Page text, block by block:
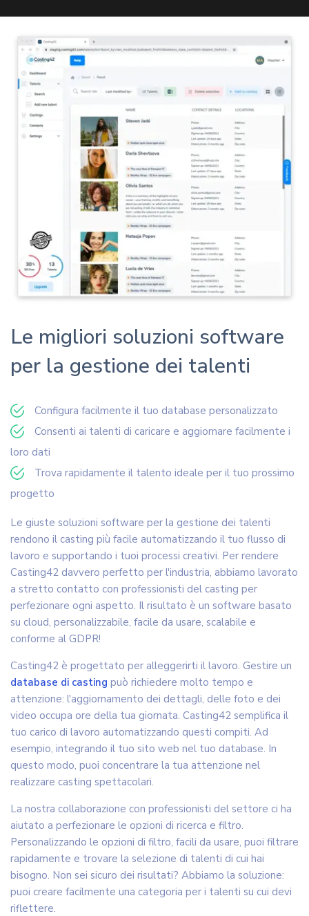
Le migliori soluzioni software
per la gestione dei talenti
Configura facilmente il tuo database personalizzato
Consenti ai talenti di caricare e aggiornare facilmente i
loro dati
Trova rapidamente il talento ideale per il tuo prossimo
progetto
Le giuste soluzioni software per la gestione dei talenti
rendono il casting più facile automatizzando il tuo flusso di
lavoro e supportando i tuoi processi creativi. Per rendere
Casting42 davvero perfetto per l'industria, abbiamo lavorato
a stretto contatto con professionisti del casting per
perfezionare ogni aspetto. Il risultato è un software basato
su cloud, personalizzabile, facile da usare, scalabile e
conforme al GDPR!
Casting42 è progettato per alleggerirti il lavoro. Gestire un
database di casting può richiedere molto tempo e
attenzione: l'aggiornamento dei dettagli, delle foto e dei
video occupa ore della tua giornata. Casting42 semplifica il
tuo carico di lavoro automatizzando questi compiti. Ad
esempio, integrando il tuo sito web nel tuo database. In
questo modo, puoi concentrare la tua attenzione nel
realizzare casting spettacolari.
La nostra collaborazione con professionisti del settore ci ha
aiutato a perfezionare le opzioni di ricerca e filtro.
Personalizzando le opzioni di filtro, facili da usare, puoi filtrare
rapidamente e trovare la selezione di talenti di cui hai
bisogno. Non sei sicuro dei risultati? Abbiamo la soluzione:
puoi creare facilmente una categoria per i talenti su cui devi
riflettere.